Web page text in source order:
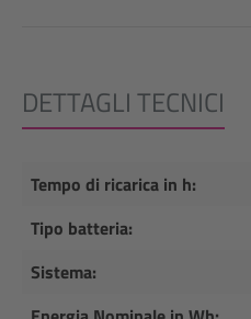
DETTAGLI TECNICI
Tempo di ricarica in h:
Tipo batteria:
Sistema: